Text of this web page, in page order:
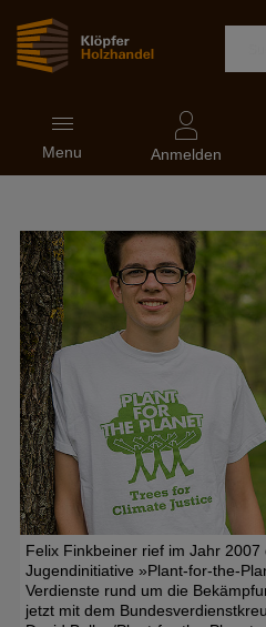
Navigation
ein-
und
Menu Anmelden
Felix Finkbeiner rief im Jahr 2007
Jugendinitiative »Plant-for-the-
Verdienste rund um die
jetzt mit dem